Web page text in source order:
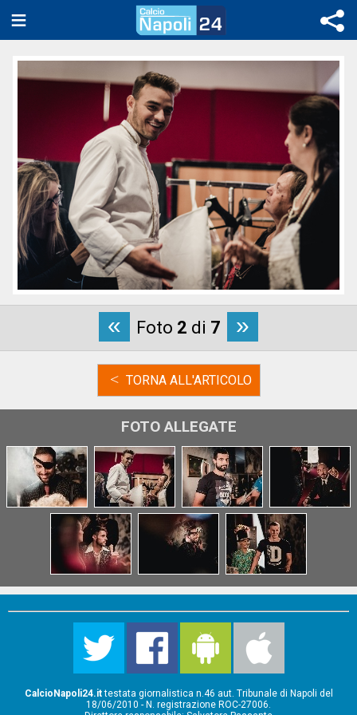
« Foto 2 di 7 »
< TORNA ALL'ARTICOLO
FOTO ALLEGATE
CalcioNapoli24.ittestata giornalistica n.46 aut. Tribunale di Napoli del
18/06/2010 - N. registrazione ROC-27006.